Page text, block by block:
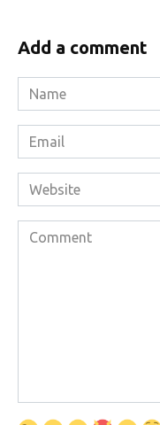
Add a comment
Name
*
Email
*
Website
Comment